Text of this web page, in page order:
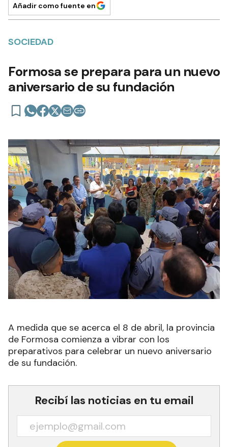
Añadir como fuente en
SOCIEDAD
Formosa se prepara para un nuevo
aniversario de su fundación
A medida que se acerca el 8 de abril, la provincia
de Formosa comienza a vibrar con los
preparativos para celebrar un nuevo aniversario
de su fundación.
Recibí las noticias en tu email